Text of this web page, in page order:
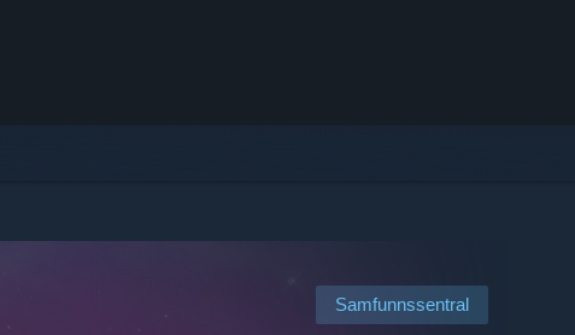
Samfunnssentral